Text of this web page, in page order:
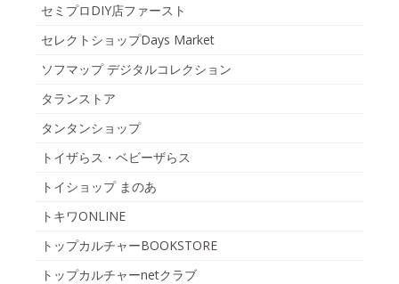
セミプロDIY店ファースト
セレクトショップDays Market
ソフマップ デジタルコレクション
タランストア
タンタンショップ
トイザらス・ベビーザらス
トイショップ まのあ
トキワONLINE
トップカルチャーBOOKSTORE
トップカルチャーnetクラブ